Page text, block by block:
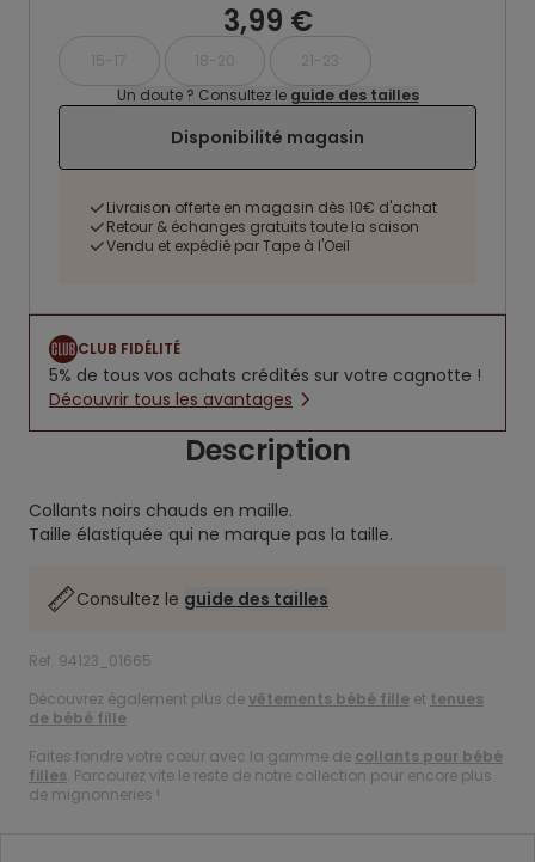
3,99 €
15-17 18-20
21-23
Un doute ? Consultez le guide des tailles
Disponibilité magasin
Livraison offerte en magasin dès 10€ d'achat
Retour & échanges gratuits toute la saison
Vendu et expédié par Tape à l'Oeil
CLUB FIDÉLITÉ
5% de tous vos achats crédités sur votre cagnotte !
Découvrir tous les avantages
Description
Collants noirs chauds en maille.
Taille élastiquée qui ne marque pas la taille.
Consultez le guide des tailles
Ref. 94123_01665
Découvrez également plus devêtements bébé fille et tenues
de bébé fille.
Faites fondre votre cœur avec la gamme de collants pour bébé
filles. Parcourez vite le reste de notre collection pour encore plus
de mignonneries !